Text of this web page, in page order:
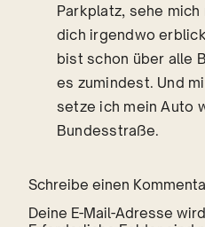
Parkplatz, sehe mich
dich irgendwo
bist schon über alle
es zumindest. Und
setze ich mein Auto
Bundesstraße.
Schreibe einen
Deine E-Mail-Adresse